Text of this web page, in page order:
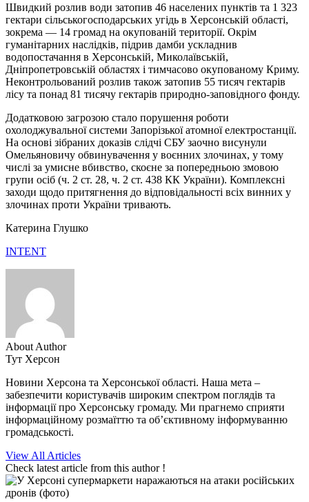
Швидкий розлив води затопив 46 населених пунктів та 1 323
гектари сільськогосподарських угідь в Херсонській області,
зокрема — 14 громад на окупованій території. Окрім
гуманітарних наслідків, підрив дамби ускладнив
водопостачання в Херсонській, Миколаївській,
Дніпропетровській областях і тимчасово окупованому Криму.
Неконтрольований розлив також затопив 55 тисяч гектарів
лісу та понад 81 тисячу гектарів природно-заповідного фонду.
Додатковою загрозою стало порушення роботи
охолоджувальної системи Запорізької атомної електростанції.
На основі зібраних доказів слідчі СБУ заочно висунули
Омельяновичу обвинувачення у воєнних злочинах, у тому
числі за умисне вбивство, скоєне за попередньою змовою
групи осіб (ч. 2 ст. 28, ч. 2 ст. 438 КК України). Комплексні
заходи щодо притягнення до відповідальності всіх винних у
злочинах проти України тривають.
Катерина Глушко
INTENT
About Author
Тут Херсон
Новини Херсона та Херсонської області. Наша мета –
забезпечити користувачів широким спектром поглядів та
інформації про Херсонську громаду. Ми прагнемо сприяти
інформаційному розмаїттю та об’єктивному інформуванню
громадськості.
View All Articles
Check latest article from this author !